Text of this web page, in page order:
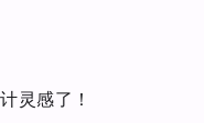
灵感了！